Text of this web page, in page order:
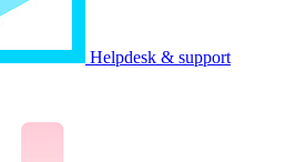
Helpdesk & support